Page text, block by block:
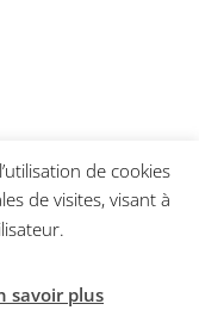
de cookies
de visites, visant à
savoir plus